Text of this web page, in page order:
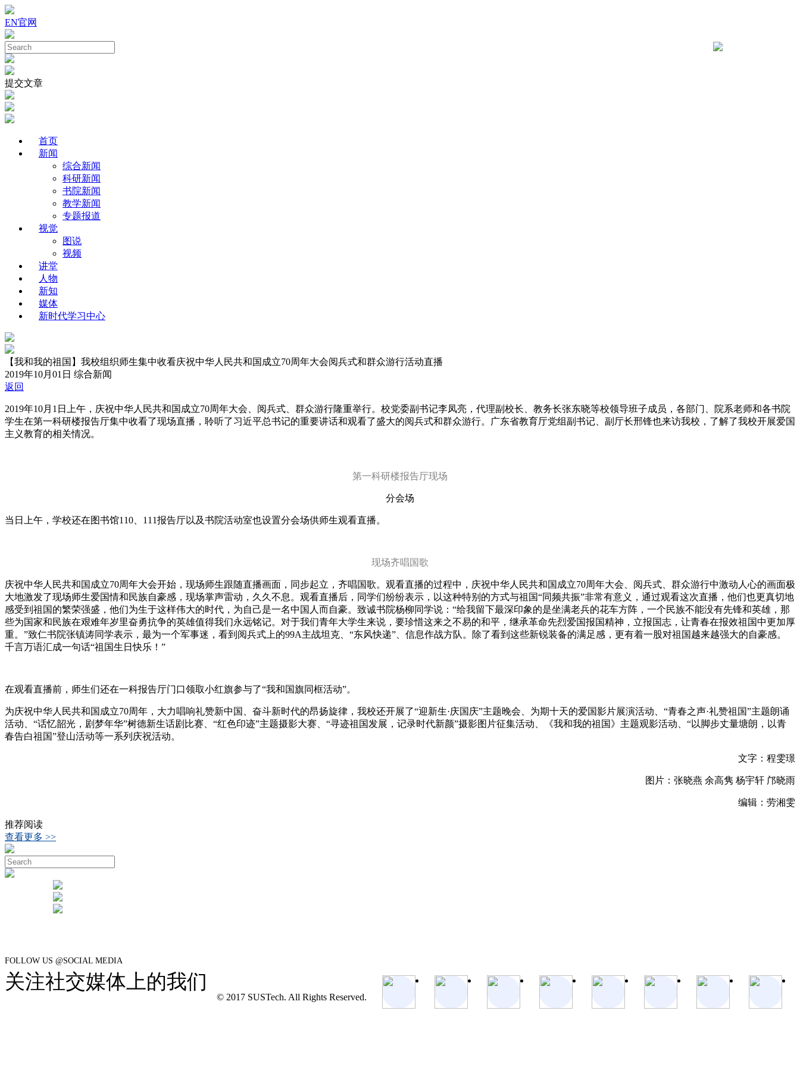
EN官网
提交文章
首页
新闻
综合新闻
科研新闻
书院新闻
教学新闻
专题报道
视觉
图说
视频
讲堂
人物
新知
媒体
新时代学习中心
【我和我的祖国】我校组织师生集中收看庆祝中华人民共和国成立70周年大会阅兵式和群众游行活动直播
2019年10月01日 综合新闻
返回
2019年10月1日上午，庆祝中华人民共和国成立70周年大会、阅兵式、群众游行隆重举行。校党委副书记李凤亮，代理副校长、教务长张东晓等校领导班子成员，各部门、院系老师和各书院
学生在第一科研楼报告厅集中收看了现场直播，聆听了习近平总书记的重要讲话和观看了盛大的阅兵式和群众游行。广东省教育厅党组副书记、副厅长邢锋也来访我校，了解了我校开展爱国
主义教育的相关情况。
第一科研楼报告厅现场
分会场
当日上午，学校还在图书馆110、111报告厅以及书院活动室也设置分会场供师生观看直播。
现场齐唱国歌
庆祝中华人民共和国成立70周年大会开始，现场师生跟随直播画面，同步起立，齐唱国歌。观看直播的过程中，庆祝中华人民共和国成立70周年大会、阅兵式、群众游行中激动人心的画面极
大地激发了现场师生爱国情和民族自豪感，现场掌声雷动，久久不息。观看直播后，同学们纷纷表示，以这种特别的方式与祖国“同频共振”非常有意义，通过观看这次直播，他们也更真切地
感受到祖国的繁荣强盛，他们为生于这样伟大的时代，为自己是一名中国人而自豪。致诚书院杨柳同学说：“给我留下最深印象的是坐满老兵的花车方阵，一个民族不能没有先锋和英雄，那
些为国家和民族在艰难年岁里奋勇抗争的英雄值得我们永远铭记。对于我们青年大学生来说，要珍惜这来之不易的和平，继承革命先烈爱国报国精神，立报国志，让青春在报效祖国中更加厚
重。”致仁书院张镇涛同学表示，最为一个军事迷，看到阅兵式上的99A主战坦克、“东风快递”、信息作战方队。除了看到这些新锐装备的满足感，更有着一股对祖国越来越强大的自豪感。
千言万语汇成一句话“祖国生日快乐！”
在观看直播前，师生们还在一科报告厅门口领取小红旗参与了“我和国旗同框活动”。
为庆祝中华人民共和国成立70周年，大力唱响礼赞新中国、奋斗新时代的昂扬旋律，我校还开展了“迎新生·庆国庆”主题晚会、为期十天的爱国影片展演活动、“青春之声·礼赞祖国”主题朗诵
活动、“话忆韶光，剧梦年华”树德新生话剧比赛、“红色印迹”主题摄影大赛、“寻迹祖国发展，记录时代新颜”摄影图片征集活动、《我和我的祖国》主题观影活动、“以脚步丈量塘朗，以青
春告白祖国”登山活动等一系列庆祝活动。
文字：程雯璟
图片：张晓燕 余高隽 杨宇轩 邝晓雨
编辑：劳湘雯
推荐阅读
查看更多 >>
FOLLOW US @SOCIAL MEDIA
关注社交媒体上的我们
© 2017 SUSTech. All Rights Reserved.